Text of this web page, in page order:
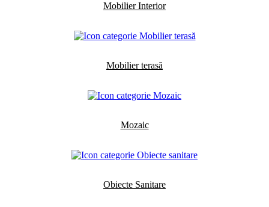
Mobilier Interior
Mobilier terasă
Mozaic
Obiecte Sanitare